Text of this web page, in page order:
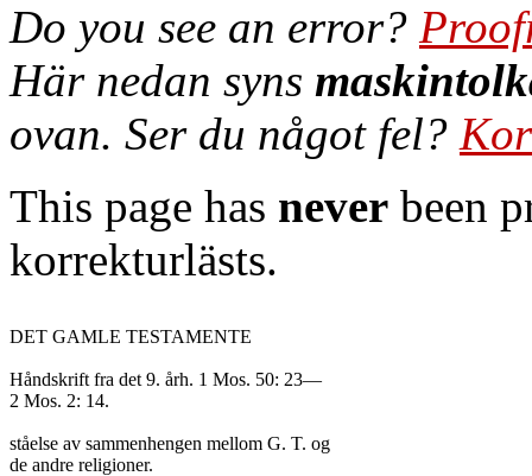
Do you see an error?
Här nedan syns
ovan. Ser du något fel?
This page has never been
korrekturlästs.
DET GAMLE TESTAMENTE
Håndskrift fra det 9. årh. 1 Mos. 50: 23—
2 Mos. 2: 14.
ståelse av sammenhengen mellom G. T. og
de andre religioner.